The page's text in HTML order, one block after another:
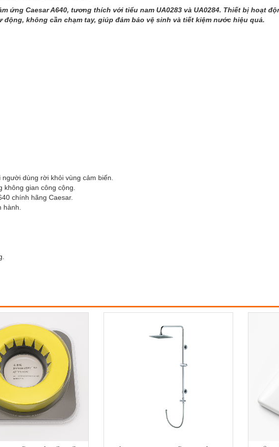
ứng Caesar A640, tương thích với tiểu nam UA0283 và UA0284. Thiết bị hoạt
không cần chạm tay, giúp đảm bảo vệ sinh và tiết kiệm nước hiệu quả.
dùng rời khỏi vùng cảm biến.
gian công cộng.
chính hãng Caesar.